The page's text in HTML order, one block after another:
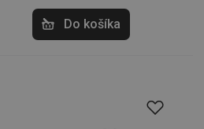
Do košíka